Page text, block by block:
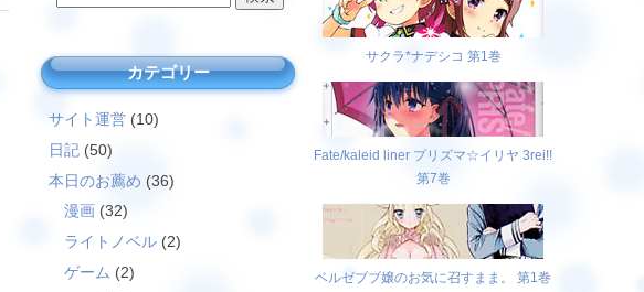
カテゴリー
サイト運営 (10)
日記 (50)
本日のお薦め (36)
漫画 (32)
ライトノベル (2)
ゲーム (2)
サクラ*ナデシコ 第1巻
Fate/kaleid liner プリズマ☆イリヤ 3rei!!
第7巻
ベルゼブブ嬢のお気に召すまま。 第1巻